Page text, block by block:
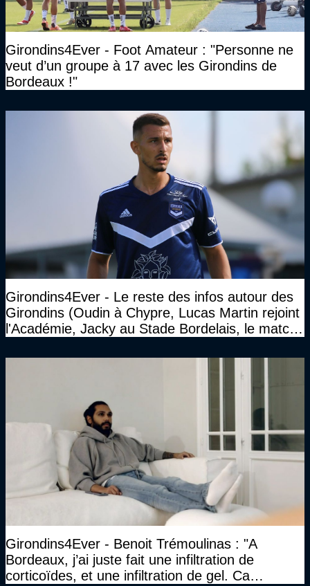
Girondins4Ever - Foot Amateur : "Personne ne
veut d’un groupe à 17 avec les Girondins de
Bordeaux !"
Girondins4Ever - Le reste des infos autour des
Girondins (Oudin à Chypre, Lucas Martin rejoint
l'Académie, Jacky au Stade Bordelais, le match
Girondins4Ever - Benoit Trémoulinas : "A
Bordeaux, j’ai juste fait une infiltration de
corticoïdes, et une infiltration de gel. Ca